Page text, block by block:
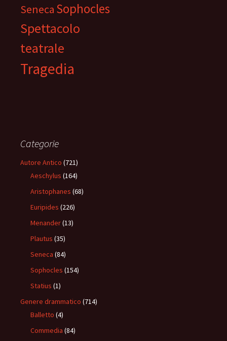
Seneca Sophocles
Spettacolo
teatrale
Tragedia
Categorie
Autore Antico (721)
Aeschylus (164)
Aristophanes (68)
Euripides (226)
Menander(13)
Plautus (35)
Seneca (84)
Sophocles (154)
Statius (1)
Genere drammatico (714)
Balletto (4)
Commedia (84)